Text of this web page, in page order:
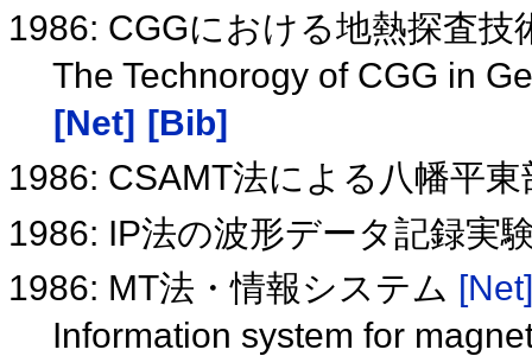
1986: CGGにおける地熱探査技
The Technorogy of CGG in
[Net]
[Bib]
1986: CSAMT法による八幡平
1986: IP法の波形データ記録実
1986: MT法・情報システム
Information system for